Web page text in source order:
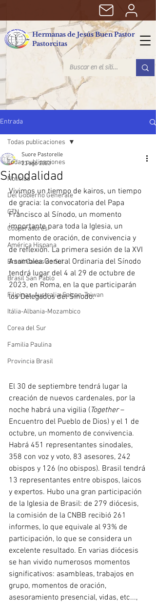
Hermanas de Jesús Buen Pastor
Pastorcitas
Entrada
Todas publicaciones
Noticias
Del Gobierno Generale
CTN
Cooperadores
América Hispana
Brasil Caxias do Sul
Brasil San Pablo
Filipinas-Australia-Saipan-Taiwan
Itália-Albania-Mozambico
Corea del Sur
Familia Paulina
Provincia Brasil
Todas publicaciones
Sinodalidad
Suore Pastorelle
23 ago 2023
Vivimos un tiempo de kairos, un tiempo
de gracia: la convocatoria del Papa
Francisco al Sínodo, un momento
importante para toda la Iglesia, un
momento de oración, de convivencia y
de reflexión. La primera sesión de la XVI
Asamblea General Ordinaria del Sínodo
tendrá lugar del 4 al 29 de octubre de
2023, en Roma, en la que participarán
los Delegados del Sínodo.
El 30 de septiembre tendrá lugar la
creación de nuevos cardenales, por la
noche habrá una vigilia (Together –
Encuentro del Pueblo de Dios) y el 1 de
octubre, un momento de convivencia.
Habrá 451 representantes sinodales,
358 con voz y voto, 83 asesores, 242
obispos y 126 (no obispos). Brasil tendrá
13 representantes entre obispos, laicos
y expertos. Hubo una gran participación
de la Iglesia de Brasil: de 279 diócesis,
la comisión de la CNBB recibió 261
informes, lo que equivale al 93% de
participación, lo que se considera un
excelente resultado. En varias diócesis
se han vivido numerosos momentos
significativos: asambleas, trabajos en
grupo, momentos de oración,
asesoramiento presencial, vidas, etc...,